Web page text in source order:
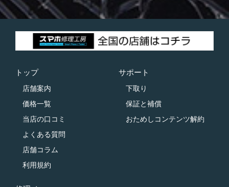
トップ
店舗案内
価格一覧
当店の口コミ
よくある質問
店舗コラム
利用規約
サポート
下取り
保証と補償
おためしコンテンツ解約